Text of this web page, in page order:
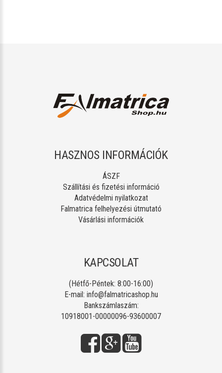
HASZNOS INFORMÁCIÓK
ÁSZF
Szállítási és fizetési információ
Adatvédelmi nyilatkozat
Falmatrica felhelyezési útmutató
Vásárlási információk
KAPCSOLAT
(Hétfő-Péntek: 8:00-16:00)
E-mail: info@falmatricashop.hu
Bankszámlaszám:
10918001-00000096-93600007